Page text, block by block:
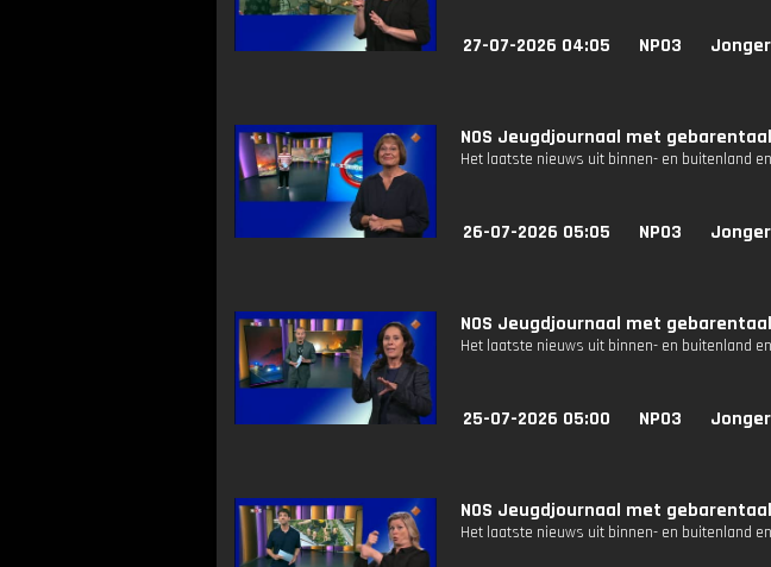
27-07-2026 04:05 NPO3
NOS Jeugdjournaal met
Het laatste nieuws uit binnen- en buitenland
26-07-2026 05:05 NPO3
NOS Jeugdjournaal met
Het laatste nieuws uit binnen- en buitenland
25-07-2026 05:00 NPO3
NOS Jeugdjournaal met
Het laatste nieuws uit binnen- en buitenland